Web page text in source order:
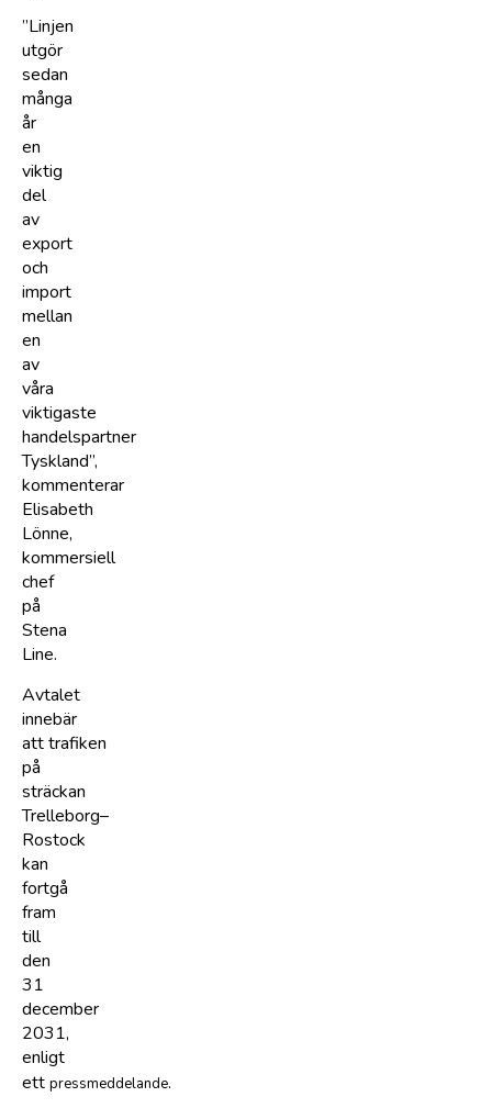
”Linjen
utgör
sedan
många
år
en
viktig
del
av
export
och
import
mellan
en
av
våra
viktigaste
handelspartner
Tyskland”,
kommenterar
Elisabeth
Lönne,
kommersiell
chef
på
Stena
Line.
Avtalet
innebär
att trafiken
på
sträckan
Trelleborg–
Rostock
kan
fortgå
fram
till
den
31
december
2031,
enligt
ett pressmeddelande.